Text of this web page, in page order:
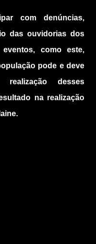
com denúncias,
das ouvidorias dos
como este,
pode e deve
realização desses
na realização